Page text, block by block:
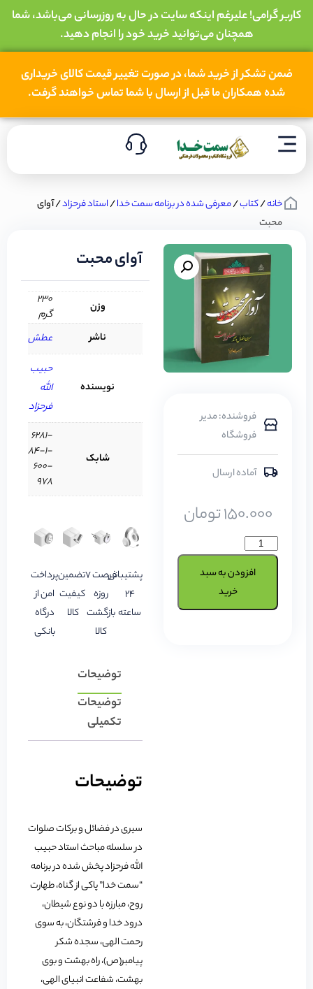
کاربر گرامی! علیرغم اینکه سایت در حال به روزرسانی می‌باشد، شما
همچنان می‌توانید خرید خود را انجام دهید.
ضمن تشکر از خرید شما، در صورت تغییر قیمت کالای خریداری
شده همکاران ما قبل از ارسال با شما تماس خواهند گرفت.
خانه/کتاب/معرفی شده در برنامه سمت خدا/استاد فرحزاد/ آوای
محبت
فروشنده: مدیر
فروشگاه
آماده ارسال
150.000تومان
افزودن به سبد
خرید
آوای محبت
وزن
230
گرم
ناشر
عطش
نویسنده
حبیب
الله
فرحزاد
شابک
6281-
84-1-
600-
978
پشتیبانی
24
ساعته
فرصت 7
روزه
بازگشت
کالا
تضمین
کیفیت
کالا
پرداخت
امن از
درگاه
بانکی
توضیحات
توضیحات
تکمیلی
توضیحات
سیری در فضائل و برکات صلوات
در سلسله مباحث استاد حبیب
الله فرحزاد پخش شده در برنامه
“سمت خدا” پاکی از گناه، طهارت
روح، مبارزه با دو نوع شیطان،
درود خدا و فرشتگان، به سوی
رحمت الهی، سجده شکر
پیامبر(ص)، راه بهشت و بوی
بهشت، شفاعت انبیای الهی،